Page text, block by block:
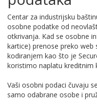
Centar za industrijsku
osobne podatke od
otkrivanja. Kad se osobne
kartice) prenose preko web
kodiranjem kao što je
koristimo naplatu kreditnim
Vaši osobni podaci čuvaju
samo odabrane osobe i